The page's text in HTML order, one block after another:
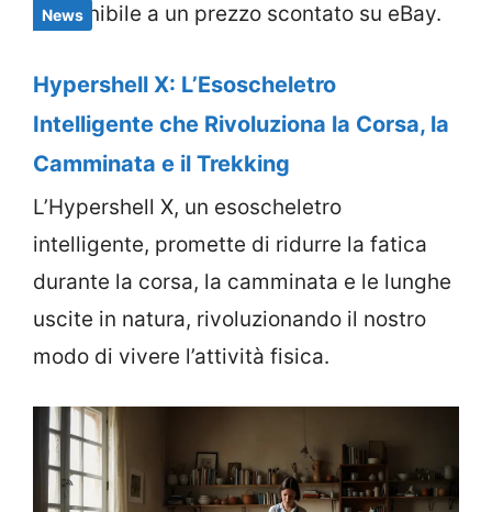
disponibile a un prezzo scontato su eBay.
News
Hypershell X: L’Esoscheletro
Intelligente che Rivoluziona la Corsa, la
Camminata e il Trekking
L’Hypershell X, un esoscheletro
intelligente, promette di ridurre la fatica
durante la corsa, la camminata e le lunghe
uscite in natura, rivoluzionando il nostro
modo di vivere l’attività fisica.